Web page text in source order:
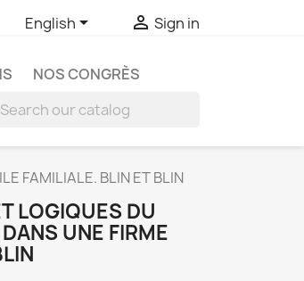
English  Sign in
NOS CONGRÈS
FAMILIALE. BLIN ET BLIN
LOGIQUES DU
UNE FIRME